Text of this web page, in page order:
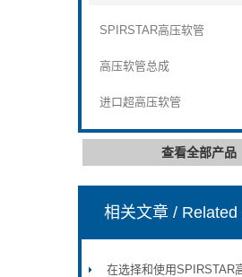
SPIRSTAR高压软管
高压软管总成
进口超高压软管
查看全部产品
相关文章/ Related